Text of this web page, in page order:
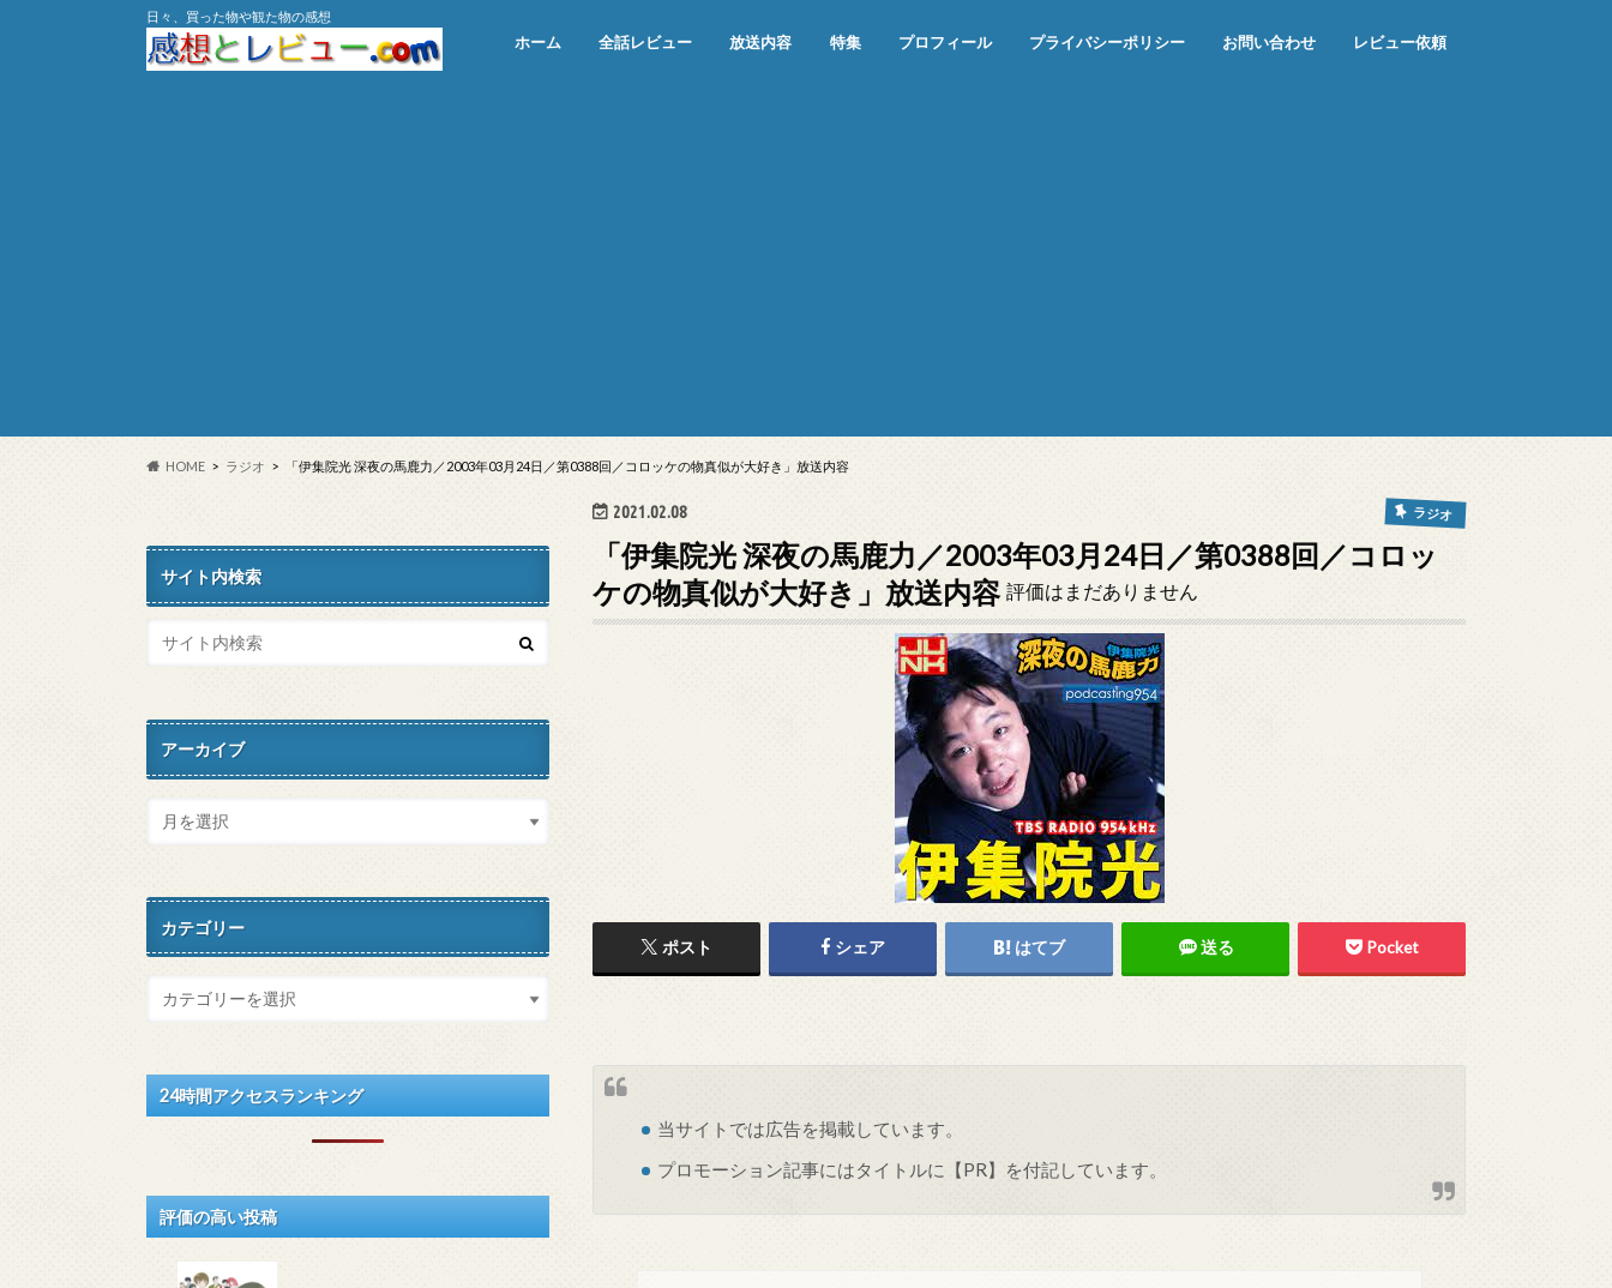
日々、買った物や観た物の感想
ホーム 全話レビュー 放送内容 特集 プロフィール プライバシーポリシー お問い合わせ レビュー依頼
HOME ラジオ 「伊集院光 深夜の馬鹿力／2003年03月24日／第0388回／コロッケの物真似が大好き」放送内容
2021.02.08 ラジオ
「伊集院光 深夜の馬鹿力／2003年03月24日／第0388回／コロッ
ケの物真似が大好き」放送内容 評価はまだありません
ポスト シェア はてブ 送る Pocket
当サイトでは広告を掲載しています。
プロモーション記事にはタイトルに【PR】を付記しています。
サイト内検索
アーカイブ
カテゴリー
24時間アクセスランキング
評価の高い投稿